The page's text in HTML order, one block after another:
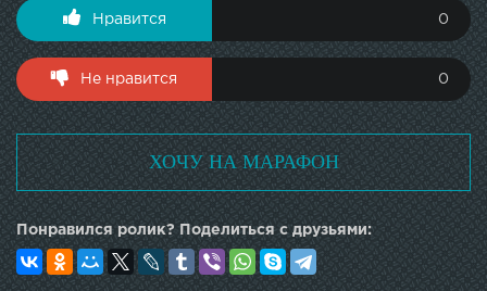
Нравится 0
Не нравится 0
ХОЧУ НА МАРАФОН
Понравился ролик? Поделиться с друзьями: